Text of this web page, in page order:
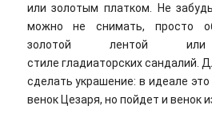
или золотым платком. Не
можно не снимать, просто
золотой лентой
стиле гладиаторских сандалий.
сделать украшение: в идеале
венок Цезаря, но пойдет и венок